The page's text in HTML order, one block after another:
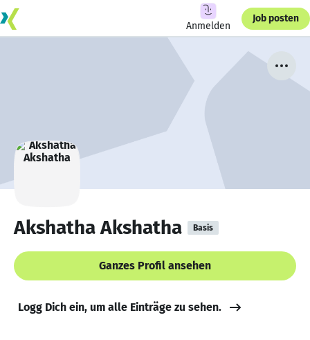
Anmelden
Job posten
Akshatha Akshatha Basis
Ganzes Profil ansehen
Logg Dich ein, um alle Einträge zu sehen.